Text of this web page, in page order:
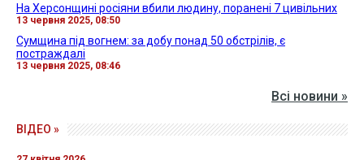
На Херсонщині росіяни вбили людину, поранені 7 цивільних
13 червня 2025, 08:50
Сумщина під вогнем: за добу понад 50 обстрілів, є
постраждалі
13 червня 2025, 08:46
Всі новини »
ВІДЕО »